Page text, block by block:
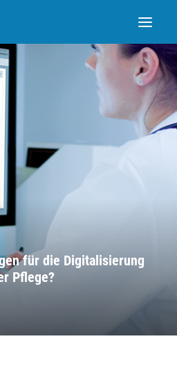
für die Digitalisierung
Pflege?